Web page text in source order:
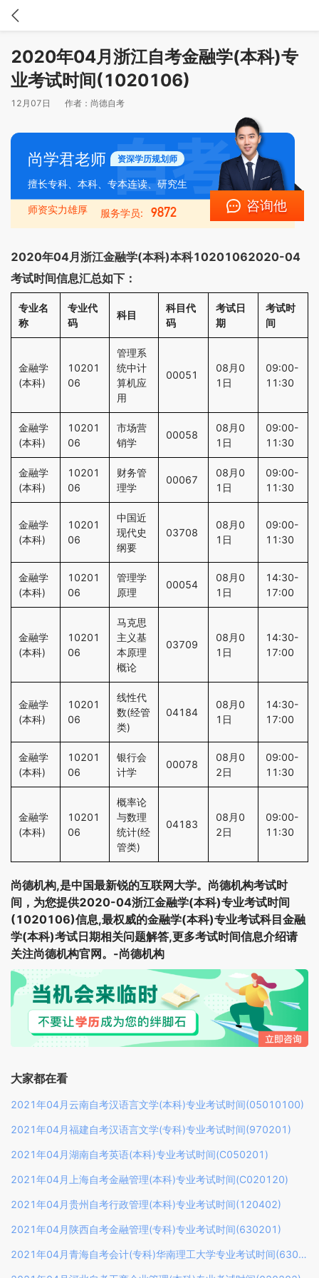
2020年04月浙江自考金融学(本科)专
业考试时间(1020106)
12月07日 作者： 尚德自考
尚学君老师 资深学历规划师
擅长专科、本科、专本连读、研究生
师资实力雄厚 服务学员: 9872 咨询他
2020年04月浙江金融学(本科)本科10201062020-04
考试时间信息汇总如下：
专业名
称
专业代
码
科目
科目代
码
考试日
期
考试时
间
金融学
(本科)
10201
06
管理系
统中计
算机应
用
00051
08月0
1日
09:00-
11:30
金融学
(本科)
10201
06
市场营
销学
00058
08月0
1日
09:00-
11:30
金融学
(本科)
10201
06
财务管
理学
00067
08月0
1日
09:00-
11:30
金融学
(本科)
10201
06
中国近
现代史
纲要
03708
08月0
1日
09:00-
11:30
金融学
(本科)
10201
06
管理学
原理
00054
08月0
1日
14:30-
17:00
金融学
(本科)
10201
06
马克思
主义基
本原理
概论
03709
08月0
1日
14:30-
17:00
金融学
(本科)
10201
06
线性代
数(经管
类)
04184
08月0
1日
14:30-
17:00
金融学
(本科)
10201
06
银行会
计学
00078
08月0
2日
09:00-
11:30
金融学
(本科)
10201
06
概率论
与数理
统计(经
管类)
04183
08月0
2日
09:00-
11:30
尚德机构,是中国最新锐的互联网大学。尚德机构考试时
间，为您提供2020-04浙江金融学(本科)专业考试时间
(1020106)信息,最权威的金融学(本科)专业考试科目金融
学(本科)考试日期相关问题解答,更多考试时间信息介绍请
关注尚德机构官网。-尚德机构
大家都在看
2021年04月云南自考汉语言文学(本科)专业考试时间(05010100)
2021年04月福建自考汉语言文学(专科)专业考试时间(970201)
2021年04月湖南自考英语(本科)专业考试时间(C050201)
2021年04月上海自考金融管理(本科)专业考试时间(C020120)
2021年04月贵州自考行政管理(本科)专业考试时间(120402)
2021年04月陕西自考金融管理(专科)专业考试时间(630201)
2021年04月青海自考会计(专科)华南理工大学专业考试时间(630302)